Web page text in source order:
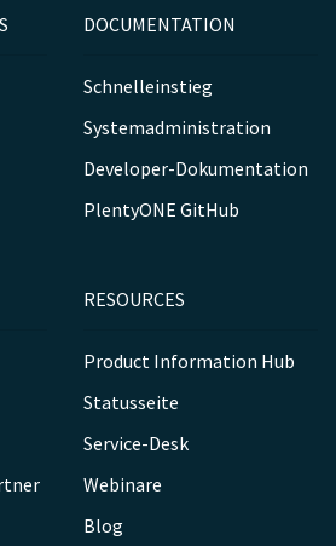
DOCUMENTATION
Schnelleinstieg
Systemadministration
Developer-Dokumentation
PlentyONE GitHub
RESOURCES
Product Information Hub
Statusseite
Service-Desk
Webinare
Blog